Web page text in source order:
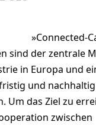
»Connected-
sind der zentrale
in Europa und
und
Um das Ziel zu
zwischen